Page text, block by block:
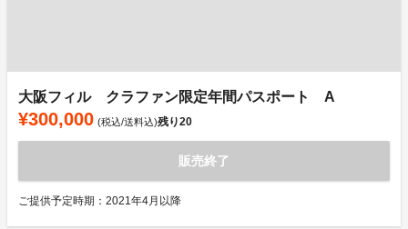
大阪フィル クラファン限定年間パスポート A
¥300,000 (税込/送料込)残り20
販売終了
ご提供予定時期：2021年4月以降